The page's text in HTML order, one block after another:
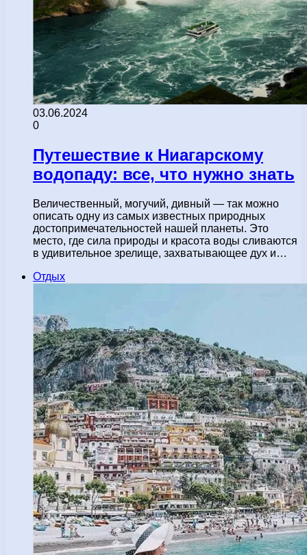
03.06.2024
0
Путешествие к Ниагарскому
водопаду: все, что нужно знать
Величественный, могучий, дивный — так можно
описать одну из самых известных природных
достопримечательностей нашей планеты. Это
место, где сила природы и красота воды сливаются
в удивительное зрелище, захватывающее дух и…
Отдых